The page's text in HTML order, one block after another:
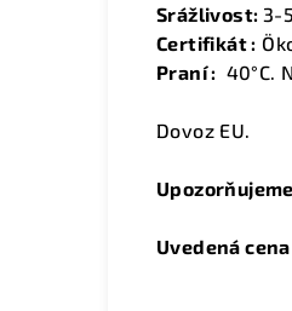
Srážlivost: 3-
Certifikát :
Praní : 40°C.
Dovoz EU.
Uvedená